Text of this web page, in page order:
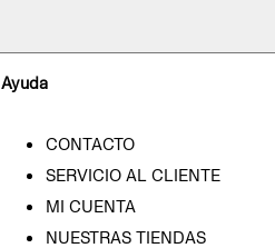
Ayuda
CONTACTO
SERVICIO AL CLIENTE
MI CUENTA
NUESTRAS TIENDAS